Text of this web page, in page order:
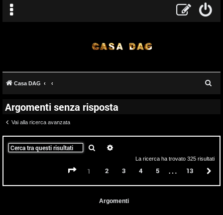
Casa DAG
Argomenti senza risposta
Vai alla ricerca avanzata
Cerca
La ricerca ha trovato 325 risultati
Pagina di
1 2 3 4 5 … 13
Argomenti